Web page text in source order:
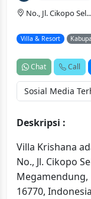
No., Jl. Cikopo
Villa & Resort
Chat Call
Sosial Media
Deskripsi :
Villa Krishana
No., Jl. Cikopo
Megamendung,
16770,